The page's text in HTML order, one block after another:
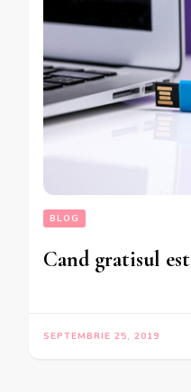
BLOG
Cand gratisul
SEPTEMBRIE 25, 2019